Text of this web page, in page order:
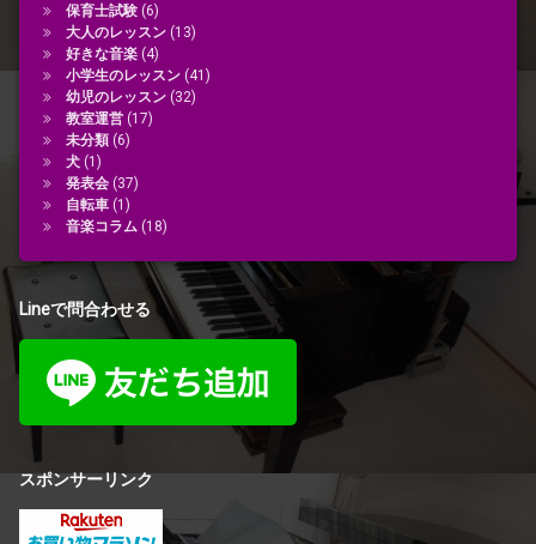
保育士試験(6)
大人のレッスン(13)
好きな音楽(4)
小学生のレッスン(41)
幼児のレッスン(32)
教室運営(17)
未分類(6)
犬(1)
発表会(37)
自転車(1)
音楽コラム(18)
Lineで問合わせる
スポンサーリンク